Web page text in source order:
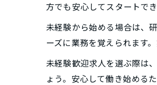
方でも安心してスタートで
未経験から始める場合は、
ーズに業務を覚えられます
未経験歓迎求人を選ぶ際は
ょう。安心して働き始める